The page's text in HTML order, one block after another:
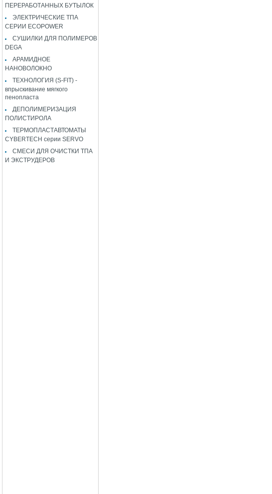
ПЕРЕРАБОТАННЫХ БУТЫЛОК
ЭЛЕКТРИЧЕСКИЕ ТПА
СЕРИИ ECOPOWER
СУШИЛКИ ДЛЯ ПОЛИМЕРОВ
DEGA
АРАМИДНОЕ
НАНОВОЛОКНО
ТЕХНОЛОГИЯ (S-FIT) -
впрыскивание мягкого
пенопласта
ДЕПОЛИМЕРИЗАЦИЯ
ПОЛИСТИРОЛА
ТЕРМОПЛАСТАВТОМАТЫ
CYBERTECH серии SERVO
СМЕСИ ДЛЯ ОЧИСТКИ ТПА
И ЭКСТРУДЕРОВ